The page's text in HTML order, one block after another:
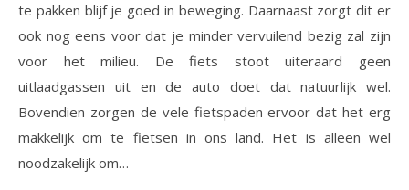
te pakken blijf je goed in beweging. Daarnaast zorgt dit er
ook nog eens voor dat je minder vervuilend bezig zal zijn
voor het milieu. De fiets stoot uiteraard geen
uitlaadgassen uit en de auto doet dat natuurlijk wel.
Bovendien zorgen de vele fietspaden ervoor dat het erg
makkelijk om te fietsen in ons land. Het is alleen wel
noodzakelijk om…